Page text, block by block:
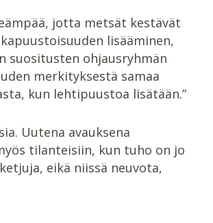
jotta metsät kestävät
lisääminen,
suositusten ohjausryhmän
merkityksestä samaa
kun lehtipuustoa lisätään.”
Uutena avauksena
tilanteisiin, kun tuho on jo
eikä niissä neuvota,